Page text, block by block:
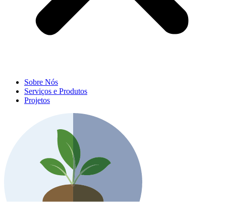
Sobre Nós
Serviços e Produtos
Projetos